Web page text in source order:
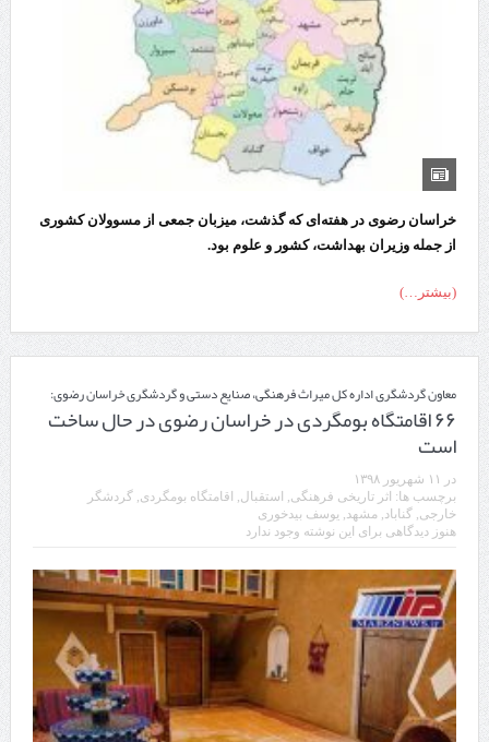
خراسان رضوی در هفته‌ای که گذشت، میزبان جمعی از مسوولان کشوری
از جمله وزیران بهداشت، کشور و علوم بود.
(بیشتر…)
معاون گردشگری اداره کل میراث فرهنگی، صنایع دستی و گردشگری خراسان رضوی:
۶۶ اقامتگاه بومگردی در خراسان رضوی در حال ساخت
است
در
۱۱ شهریور ۱۳۹۸
برچسب ها: اثر تاریخی فرهنگی استقبال اقامتگاه بومگردی گردشگر
خارجی گناباد مشهد
یوسف بیدخوری
هنوز دیدگاهی برای این نوشته وجود ندارد